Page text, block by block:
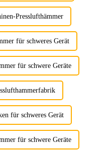
Presslufthämmer
für schweres Gerät
für schwere Geräte
für schweres Gerät
für schwere Geräte